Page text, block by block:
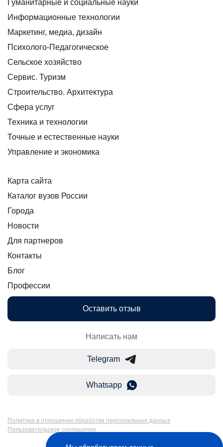
Гуманитарные и социальные науки
Информационные технологии
Маркетинг, медиа, дизайн
Психолого-Педагогическое
Сельское хозяйство
Сервис. Туризм
Строительство. Архитектура
Сфера услуг
Техника и технологии
Точные и естественные науки
Управление и экономика
Карта сайта
Каталог вузов России
Города
Новости
Для партнеров
Контакты
Блог
Профессии
Оставить отзыв
Написать нам
Telegram
Whatsapp
Политика в отношении обработки персональных данных
Пользовательское соглашение